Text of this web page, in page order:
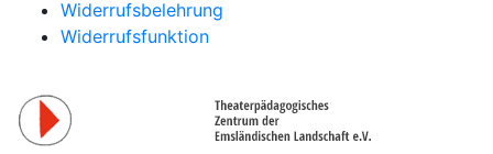
Widerrufsbelehrung
Widerrufsfunktion